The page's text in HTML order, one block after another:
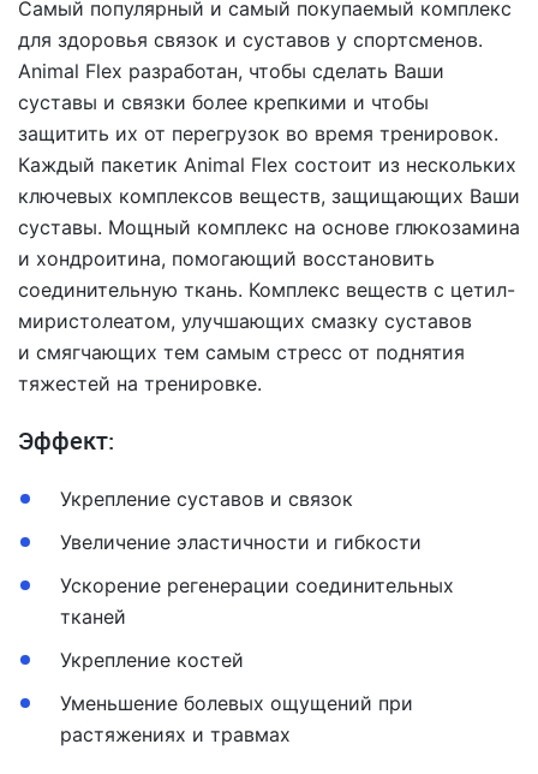
Самый популярный и самый покупаемый комплекс
для здоровья связок и суставов у спортсменов.
Animal Flex разработан, чтобы сделать Ваши
суставы и связки более крепкими и чтобы
защитить их от перегрузок во время тренировок.
Каждый пакетик Animal Flex состоит из нескольких
ключевых комплексов веществ, защищающих Ваши
суставы. Мощный комплекс на основе глюкозамина
и хондроитина, помогающий восстановить
соединительную ткань. Комплекс веществ с цетил-
миристолеатом, улучшающих смазку суставов
и смягчающих тем самым стресс от поднятия
тяжестей на тренировке.
Эффект:
Укрепление суставов и связок
Увеличение эластичности и гибкости
Ускорение регенерации соединительных
тканей
Укрепление костей
Уменьшение болевых ощущений при
растяжениях и травмах